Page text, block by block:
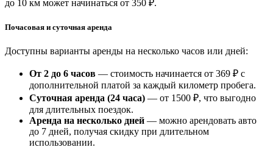
до 10 км может начинаться от 350 ₽.
Почасовая и суточная аренда
Доступны варианты аренды на несколько часов или дней:
От 2 до 6 часов — стоимость начинается от 369 ₽ с
дополнительной платой за каждый километр пробега.
Суточная аренда (24 часа) — от 1500 ₽, что выгодно
для длительных поездок.
Аренда на несколько дней — можно арендовать авто
до 7 дней, получая скидку при длительном
использовании.